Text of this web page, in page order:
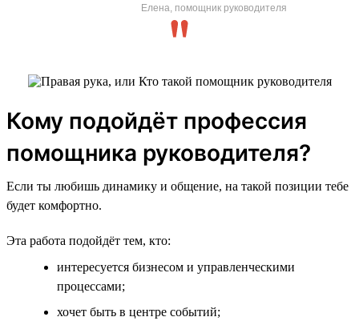
Елена, помощник руководителя
Кому подойдёт профессия
помощника руководителя?
Если ты любишь динамику и общение, на такой позиции тебе
будет комфортно.
Эта работа подойдёт тем, кто:
интересуется бизнесом и управленческими
процессами;
хочет быть в центре событий;